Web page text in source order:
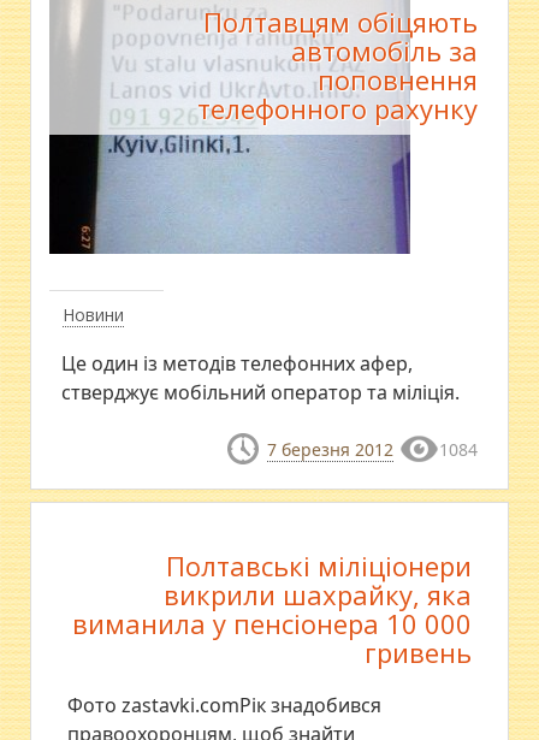
Новини
Полтавцям обіцяють
автомобіль за
поповнення
телефонного рахунку
Це один із методів телефонних афер,
стверджує мобільний оператор та міліція.
7 березня 2012 1084
Полтавські міліціонери
викрили шахрайку, яка
виманила у пенсіонера 10 000
гривень
Фото zastavki.comРік знадобився
правоохоронцям, щоб знайти